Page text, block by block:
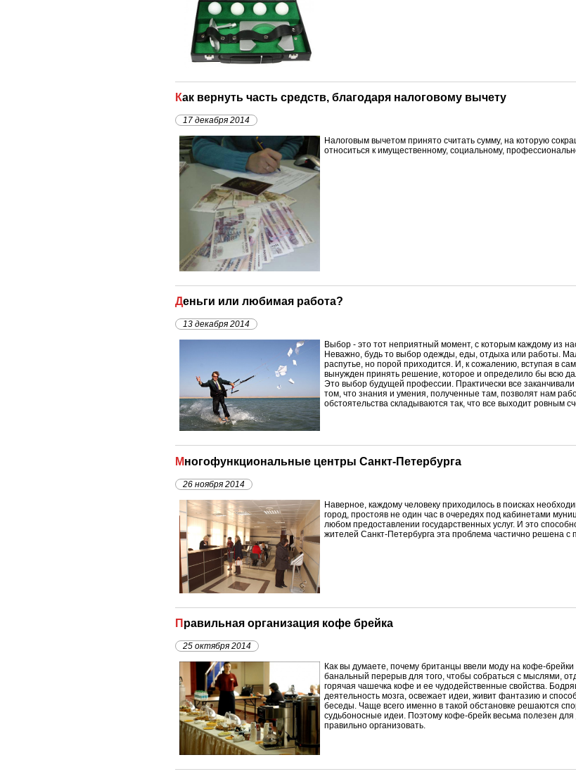
Как вернуть часть средств, благодаря налоговому вычету
17 декабря 2014
Налоговым вычетом принято считать сумму, на которую
относиться к имущественному, социальному,
Деньги или любимая работа?
13 декабря 2014
Выбор - это тот неприятный момент, с которым каждому из
Неважно, будь то выбор одежды, еды, отдыха или работы.
распутье, но порой приходится. И, к сожалению, вступая в
вынужден принять решение, которое и определило бы всю
Это выбор будущей профессии. Практически все
том, что знания и умения, полученные там, позволят нам
обстоятельства складываются так, что все выходит ровным
Многофункциональные центры Санкт-Петербурга
26 ноября 2014
Наверное, каждому человеку приходилось в поисках
город, простояв не один час в очередях под кабинетами
любом предоставлении государственных услуг. И это
жителей Санкт-Петербурга эта проблема частично решена с
Правильная организация кофе брейка
25 октября 2014
Как вы думаете, почему британцы ввели моду на кофе-
банальный перерыв для того, чтобы собраться с мыслями,
горячая чашечка кофе и ее чудодейственные свойства.
деятельность мозга, освежает идеи, живит фантазию и
беседы. Чаще всего именно в такой обстановке решаются
судьбоносные идеи. Поэтому кофе-брейк весьма полезен
правильно организовать.